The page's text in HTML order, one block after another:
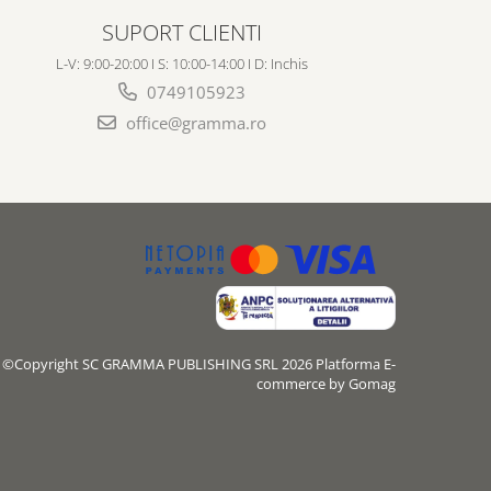
SUPORT CLIENTI
L-V: 9:00-20:00 I S: 10:00-14:00 I D: Inchis
0749105923
office@gramma.ro
©Copyright SC GRAMMA PUBLISHING SRL 2026 Platforma E-
commerce by Gomag